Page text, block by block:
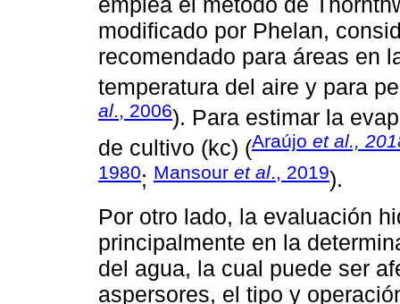
modificado por Phelan,
recomendado para áreas en
temperatura del aire y para
al., 2006). Para estimar la
de cultivo (kc) (Araújo et al.,
1980; Mansour et al ., 2019).
Por otro lado, la evaluación
principalmente en la
del agua, la cual puede ser
aspersores, el tipo y